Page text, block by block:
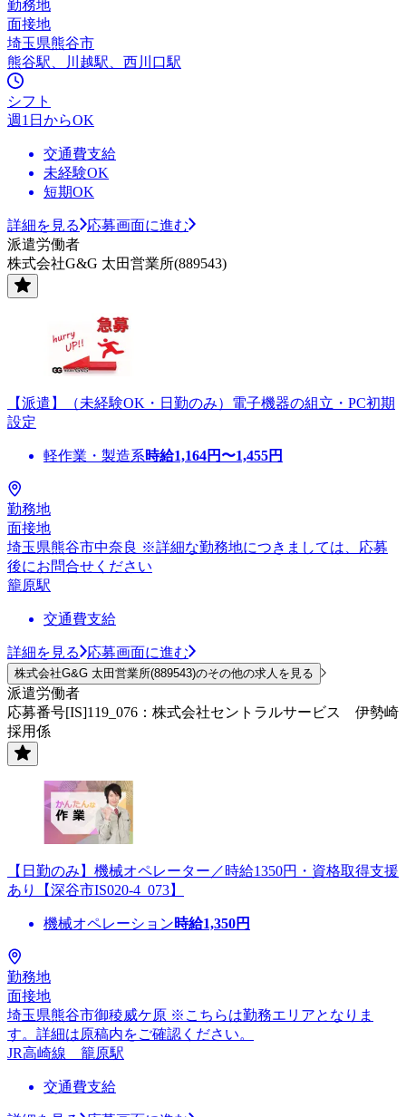
勤務地
面接地
埼玉県熊谷市
熊谷駅、川越駅、西川口駅
シフト
週1日からOK
交通費支給
未経験OK
短期OK
詳細を見る
応募画面に進む
派遣労働者
株式会社G&G 太田営業所(889543)
【派遣】（未経験OK・日勤のみ）電子機器の組立・PC初期
設定
軽作業・製造系時給1,164円〜1,455円
勤務地
面接地
埼玉県熊谷市中奈良 ※詳細な勤務地につきましては、応募
後にお問合せください
籠原駅
交通費支給
詳細を見る 応募画面に進む
株式会社G&G 太田営業所(889543)のその他の求人を見る
派遣労働者
応募番号[IS]119_076：株式会社セントラルサービス 伊勢崎
採用係
【日勤のみ】機械オペレーター／時給1350円・資格取得支援
あり【深谷市IS020-4_073】
機械オペレーション時給1,350円
勤務地
面接地
埼玉県熊谷市御稜威ケ原 ※こちらは勤務エリアとなりま
す。詳細は原稿内をご確認ください。
JR高崎線 籠原駅
交通費支給